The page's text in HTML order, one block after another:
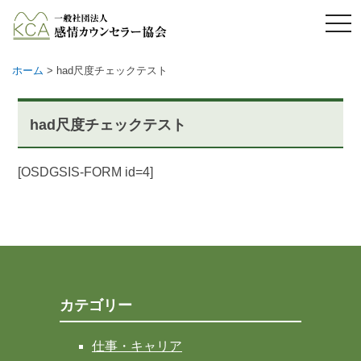
メ
ニ
ホーム > had尺度チェックテスト
had尺度チェックテスト
[OSDGSIS-FORM id=4]
カテゴリー
仕事・キャリア